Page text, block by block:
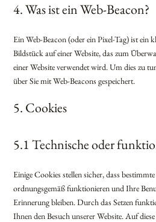
4. Was ist ein Web-Beacon?
Ein Web-Beacon (oder ein Pixel-Tag) ist ein
Bildstück auf einer Website, das zum
einer Website verwendet wird. Um dies zu
über Sie mit Web-Beacons gespeichert.
5. Cookies
5.1 Technische oder
Einige Cookies stellen sicher, dass
ordnungsgemäß funktionieren und Ihre
Erinnerung bleiben. Durch das Setzen
Ihnen den Besuch unserer Website. Auf